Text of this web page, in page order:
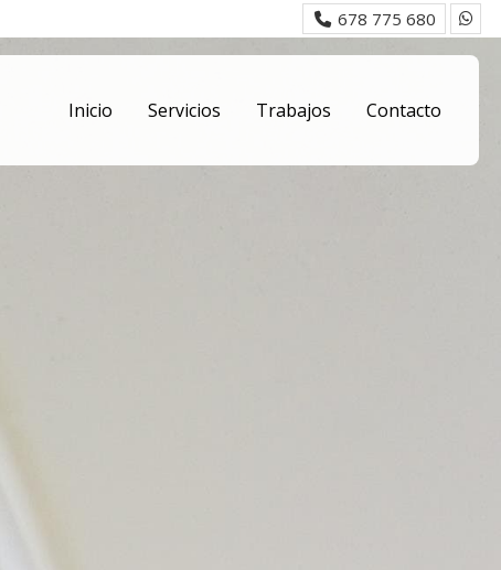
678 775 680
Inicio Servicios Trabajos Contacto